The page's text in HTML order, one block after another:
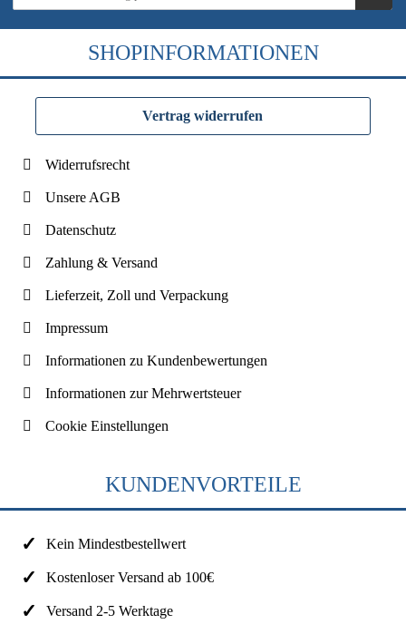
SHOPINFORMATIONEN
Vertrag widerrufen
Widerrufsrecht
Unsere AGB
Datenschutz
Zahlung & Versand
Lieferzeit, Zoll und Verpackung
Impressum
Informationen zu Kundenbewertungen
Informationen zur Mehrwertsteuer
Cookie Einstellungen
KUNDENVORTEILE
Kein Mindestbestellwert
Kostenloser Versand ab 100€
Versand 2-5 Werktage